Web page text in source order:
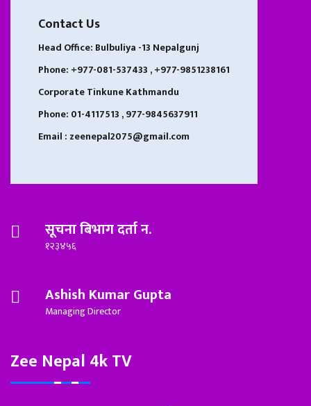
Contact Us
Head Office: Bulbuliya -13 Nepalgunj
Phone: +977-081-537433 , +977-9851238161
Corporate Tinkune Kathmandu
Phone: 01-4117513 , 977-9845637911
Email : zeenepal2075@gmail.com
सूचना बिभाग दर्ता न.
१२३४५६
Ashish Kumar Gupta
Managing Director
Zee Nepal 4k TV